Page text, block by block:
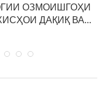
ОЗМОИШГОҲИ
ДАҚИҚ ВА...